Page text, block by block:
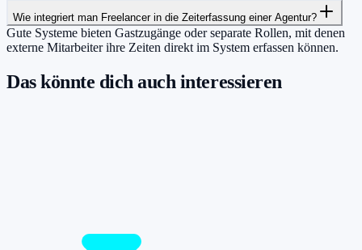
Wie integriert man Freelancer in die Zeiterfassung einer Agentur?
Gute Systeme bieten Gastzugänge oder separate Rollen, mit denen
externe Mitarbeiter ihre Zeiten direkt im System erfassen können.
Das könnte dich auch interessieren